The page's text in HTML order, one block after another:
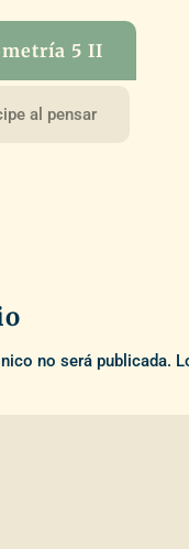
5 II
al pensar
no será publicada.